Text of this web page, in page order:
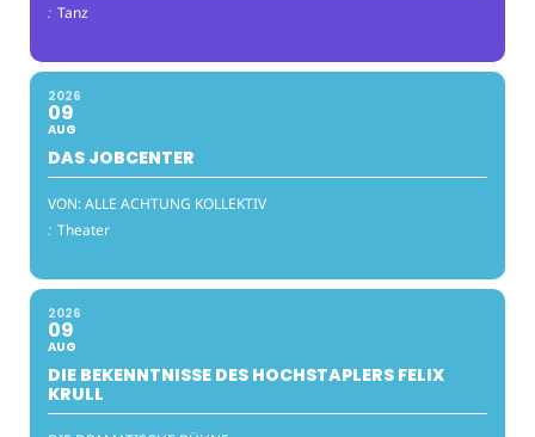
: Tanz
2026
09
AUG
DAS JOBCENTER
VON: ALLE ACHTUNG KOLLEKTIV
: Theater
2026
09
AUG
DIE BEKENNTNISSE DES HOCHSTAPLERS FELIX
KRULL